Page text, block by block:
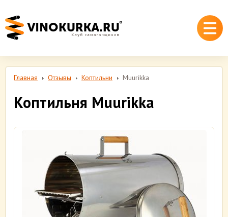
Главная Отзывы Коптильни Muurikka
Коптильня Muurikka